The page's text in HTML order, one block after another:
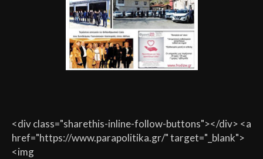
<div class="sharethis-inline-follow-buttons"></div> <a
href="https://www.parapolitika.gr/" target="_blank">
<img